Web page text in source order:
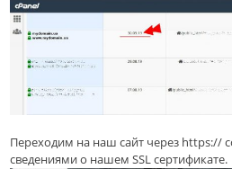
Переходим на наш сайт через https://
сведениями о нашем SSL сертификате.